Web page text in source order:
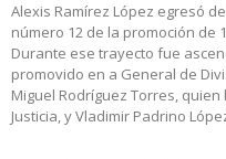
Alexis Ramírez López egresó
número 12 de la promoción de
Durante ese trayecto fue
promovido en a General de
Miguel Rodríguez Torres,
Justicia, y Vladimir Padrino